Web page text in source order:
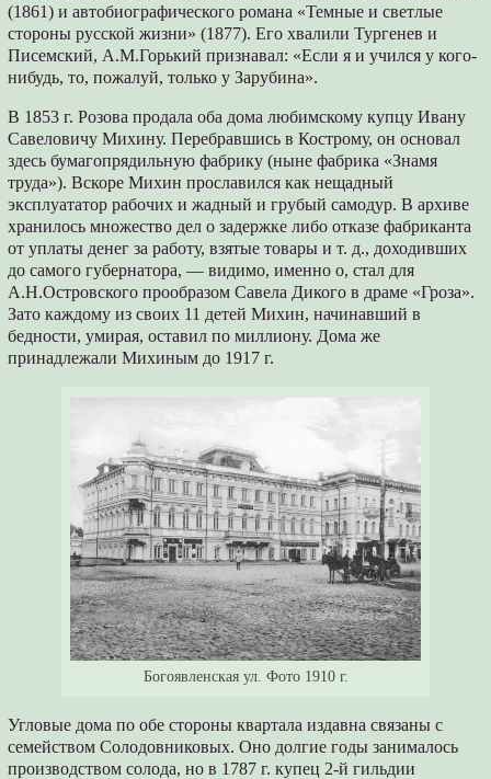
(1861) и автобиографического романа «Темные и светлые
стороны русской жизни» (1877). Его хвалили Тургенев и
Писемский, А.М.Горький признавал: «Если я и учился у кого-
нибудь, то, пожалуй, только у Зарубина».
В 1853 г. Розова продала оба дома любимскому купцу Ивану
Савеловичу Михину. Перебравшись в Кострому, он основал
здесь бумагопрядильную фабрику (ныне фабрика «Знамя
труда»). Вскоре Михин прославился как нещадный
эксплуататор рабочих и жадный и грубый самодур. В архиве
хранилось множество дел о задержке либо отказе фабриканта
от уплаты денег за работу, взятые товары и т. д., доходивших
до самого губернатора, — видимо, именно о, стал для
А.Н.Островского прообразом Савела Дикого в драме «Гроза».
Зато каждому из своих 11 детей Михин, начинавший в
бедности, умирая, оставил по миллиону. Дома же
принадлежали Михиным до 1917 г.
Богоявленская ул. Фото 1910 г.
Угловые дома по обе стороны квартала издавна связаны с
семейством Солодовниковых. Оно долгие годы занималось
производством солода, но в 1787 г. купец 2-й гильдии